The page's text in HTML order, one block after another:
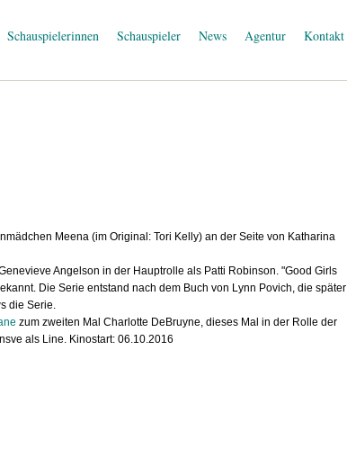
Schauspielerinnen Schauspieler News Agentur Kontakt
Meena (im Original: Tori Kelly) an der Seite von Katharina
Angelson in der Hauptrolle als Patti Robinson. "Good Girls
Die Serie entstand nach dem Buch von Lynn Povich, die später
die Serie.
zum zweiten Mal Charlotte DeBruyne, dieses Mal in der Rolle der
als Line. Kinostart: 06.10.2016